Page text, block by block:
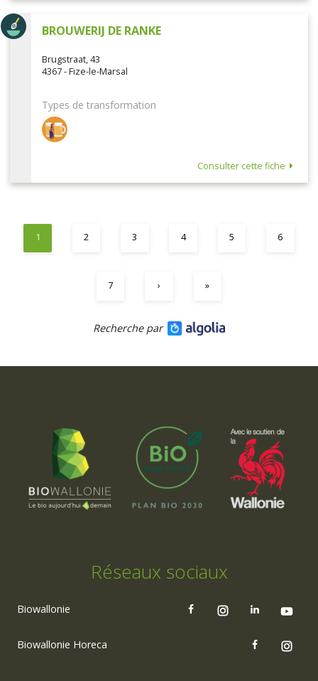
BROUWERIJ DE RANKE
Brugstraat, 43
4367 - Fize-le-Marsal
Types de transformation
Consulter cette fiche
1 2 3 4 5 6
7 › »
Recherche par
Réseaux sociaux
Biowallonie
Biowallonie Horeca